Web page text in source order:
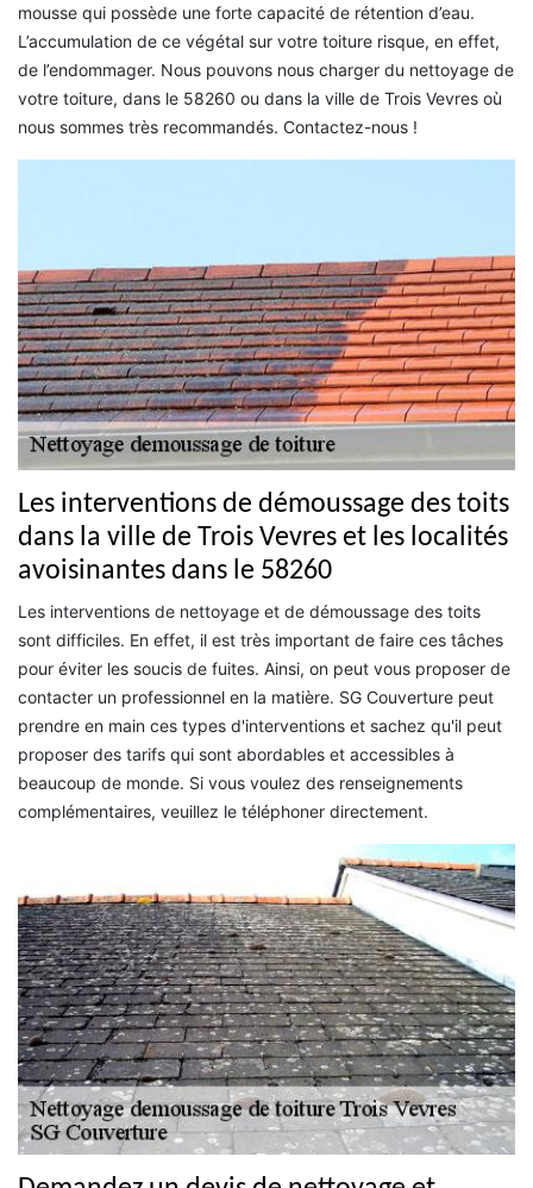
mousse qui possède une forte capacité de rétention d’eau.
L’accumulation de ce végétal sur votre toiture risque, en effet,
de l’endommager. Nous pouvons nous charger du nettoyage de
votre toiture, dans le 58260 ou dans la ville de Trois Vevres où
nous sommes très recommandés. Contactez-nous !
Les interventions de démoussage des toits
dans la ville de Trois Vevres et les localités
avoisinantes dans le 58260
Les interventions de nettoyage et de démoussage des toits
sont difficiles. En effet, il est très important de faire ces tâches
pour éviter les soucis de fuites. Ainsi, on peut vous proposer de
contacter un professionnel en la matière. SG Couverture peut
prendre en main ces types d'interventions et sachez qu'il peut
proposer des tarifs qui sont abordables et accessibles à
beaucoup de monde. Si vous voulez des renseignements
complémentaires, veuillez le téléphoner directement.